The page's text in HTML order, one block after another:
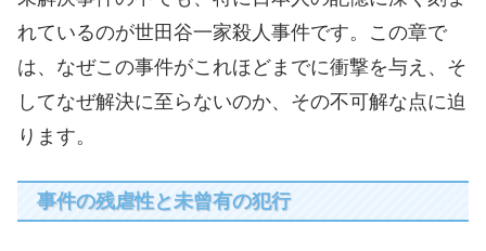
れているのが世田谷一家殺人事件です。この章で
は、なぜこの事件がこれほどまでに衝撃を与え、そ
してなぜ解決に至らないのか、その不可解な点に迫
ります。
事件の残虐性と未曾有の犯行